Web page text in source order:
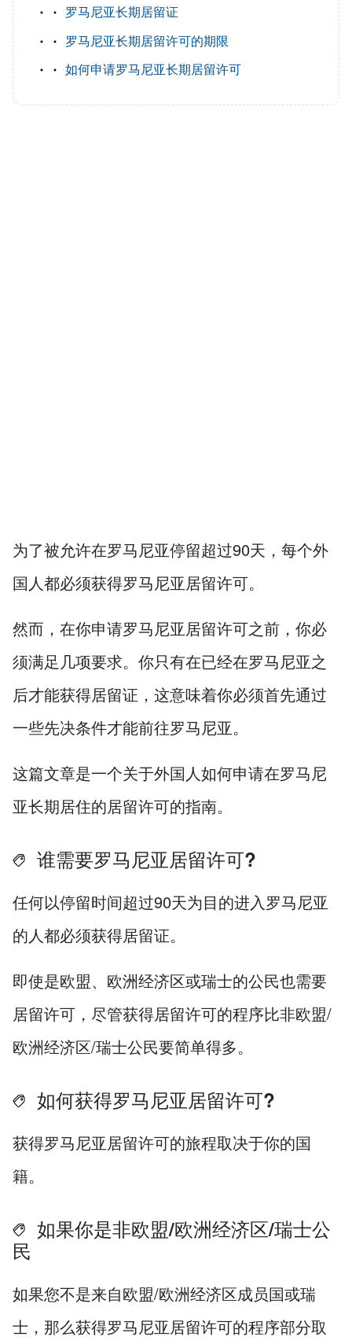
罗马尼亚长期居留证
罗马尼亚长期居留许可的期限
如何申请罗马尼亚长期居留许可
为了被允许在罗马尼亚停留超过90天，每个外
国人都必须获得罗马尼亚居留许可。
然而，在你申请罗马尼亚居留许可之前，你必
须满足几项要求。你只有在已经在罗马尼亚之
后才能获得居留证，这意味着你必须首先通过
一些先决条件才能前往罗马尼亚。
这篇文章是一个关于外国人如何申请在罗马尼
亚长期居住的居留许可的指南。
谁需要罗马尼亚居留许可?
任何以停留时间超过90天为目的进入罗马尼亚
的人都必须获得居留证。
即使是欧盟、欧洲经济区或瑞士的公民也需要
居留许可，尽管获得居留许可的程序比非欧盟/
欧洲经济区/瑞士公民要简单得多。
如何获得罗马尼亚居留许可?
获得罗马尼亚居留许可的旅程取决于你的国
籍。
如果你是非欧盟/欧洲经济区/瑞士公
民
如果您不是来自欧盟/欧洲经济区成员国或瑞
士，那么获得罗马尼亚居留许可的程序部分取